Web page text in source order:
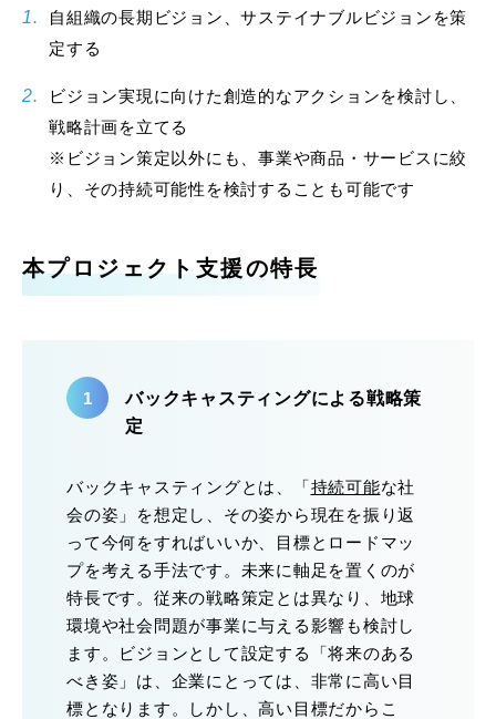
自組織の長期ビジョン、サステイナブルビジョンを策
定する
ビジョン実現に向けた創造的なアクションを検討し、
戦略計画を立てる
※ビジョン策定以外にも、事業や商品・サービスに絞
り、その持続可能性を検討することも可能です
本プロジェクト支援の特長
バックキャスティングによる戦略策
定
バックキャスティングとは、「持続可能な社
会の姿」を想定し、その姿から現在を振り返
って今何をすればいいか、目標とロードマッ
プを考える手法です。未来に軸足を置くのが
特長です。従来の戦略策定とは異なり、地球
環境や社会問題が事業に与える影響も検討し
ます。ビジョンとして設定する「将来のある
べき姿」は、企業にとっては、非常に高い目
標となります。しかし、高い目標だからこ